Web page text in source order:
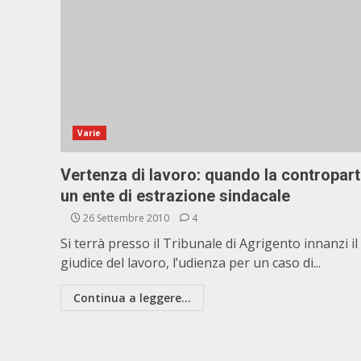
Varie
Vertenza di lavoro: quando la
un ente di estrazione sindacale
26 Settembre 2010 4
Si terrà presso il Tribunale di Agrigento innanzi il
giudice del lavoro, l’udienza per un caso di...
Continua a leggere...